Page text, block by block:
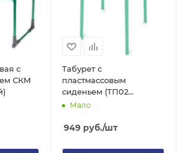
с
СКМ
Табурет с
пластмассовым
сиденьем (ТП02
Бирюза)
Мало
949 руб./шт